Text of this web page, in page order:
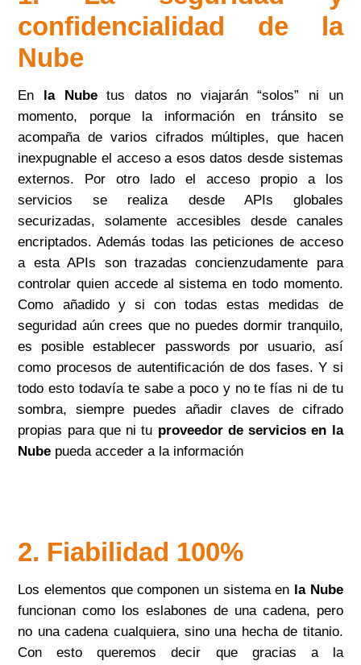
confidencialidad de la
Nube
En la Nubetus datos no viajarán “solos” ni un
momento, porque la información en tránsito se
acompaña de varios cifrados múltiples, que hacen
inexpugnable el acceso a esos datos desde sistemas
externos. Por otro lado el acceso propio a los
servicios se realiza desde APIs globales
securizadas, solamente accesibles desde canales
encriptados. Además todas las peticiones de acceso
a esta APIs son trazadas concienzudamente para
controlar quien accede al sistema en todo momento.
Como añadido y si con todas estas medidas de
seguridad aún crees que no puedes dormir tranquilo,
es posible establecer passwords por usuario, así
como procesos de autentificación de dos fases. Y si
todo esto todavía te sabe a poco y no te fías ni de tu
sombra, siempre puedes añadir claves de cifrado
propias para que ni tu proveedor de servicios en la
Nube pueda acceder a la información
2. Fiabilidad 100%
Los elementos que componen un sistema en la Nube
funcionan como los eslabones de una cadena, pero
no una cadena cualquiera, sino una hecha de titanio.
Con esto queremos decir que gracias a la